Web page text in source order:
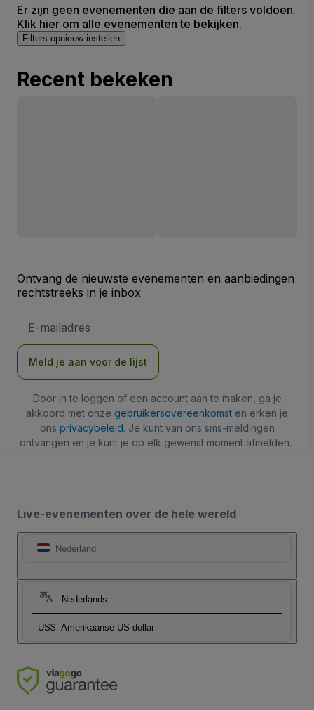
Er zijn geen evenementen die aan de filters voldoen.
Klik hier om alle evenementen te bekijken.
Filters opnieuw instellen
Recent bekeken
Ontvang de nieuwste evenementen en aanbiedingen
rechtstreeks in je inbox
mailadres
Meld je aan voor de lijst
Door in te loggen of een account aan te maken, ga je
akkoord met onze gebruikersovereenkomst en erken je
ons privacybeleid. Je kunt van ons sms-meldingen
ontvangen en je kunt je op elk gewenst moment afmelden.
Live-evenementen over de hele wereld
Nederland
Nederlands
US$ Amerikaanse US-dollar